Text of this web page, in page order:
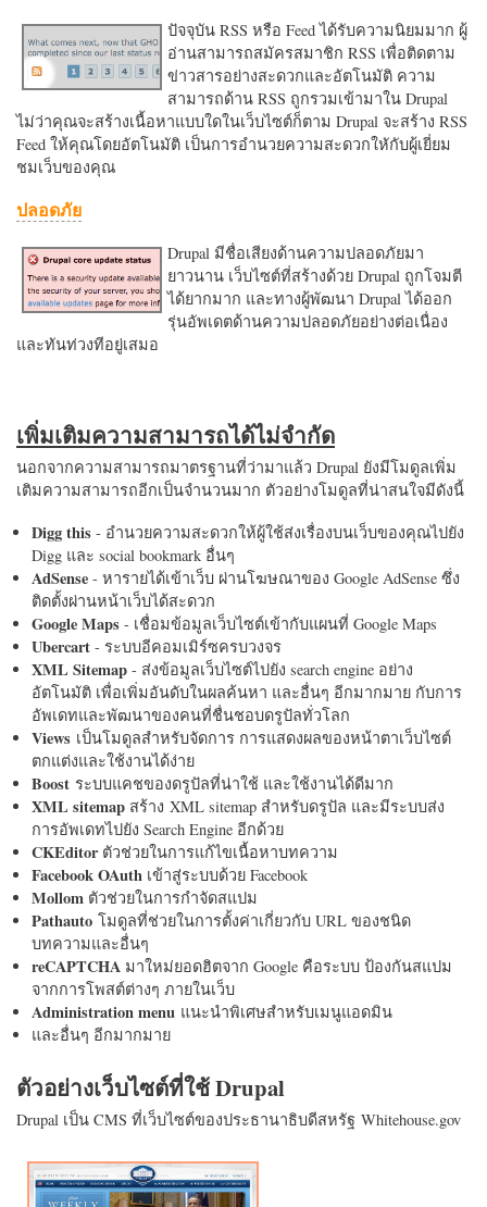
ปัจจุบัน RSS หรือ Feed ได้รับความนิยมมาก ผู้
อ่านสามารถสมัครสมาชิก RSS เพื่อติดตาม
ข่าวสารอย่างสะดวกและอัตโนมัติ ความ
สามารถด้าน RSS ถูกรวมเข้ามาใน Drupal
ไม่ว่าคุณจะสร้างเนื้อหาแบบใดในเว็บไซต์ก็ตาม Drupal จะสร้าง RSS
Feed ให้คุณโดยอัตโนมัติ เป็นการอำนวยความสะดวกใหักับผู้เยี่ยม
ชมเว็บของคุณ
ปลอดภัย
Drupal มีชื่อเสียงด้านความปลอดภัยมา
ยาวนาน เว็บไซต์ที่สร้างด้วย Drupal ถูกโจมตี
ได้ยากมาก และทางผู้พัฒนา Drupal ได้ออก
รุ่นอัพเดตด้านความปลอดภัยอย่างต่อเนื่อง
และทันท่วงทีอยู่เสมอ
เพิ่มเติมความสามารถได้ไม่จำกัด
นอกจากความสามารถมาตรฐานที่ว่ามาแล้ว Drupal ยังมีโมดูลเพิ่ม
เติมความสามารถอีกเป็นจำนวนมาก ตัวอย่างโมดูลที่น่าสนใจมีดังนี้
Digg this - อำนวยความสะดวกให้ผู้ใช้ส่งเรื่องบนเว็บของคุณไปยัง
Digg และ social bookmark อื่นๆ
AdSense - หารายได้เข้าเว็บ ผ่านโฆษณาของ Google AdSense ซึ่ง
ติดตั้งผ่านหน้าเว็บได้สะดวก
Google Maps - เชื่อมข้อมูลเว็บไซต์เข้ากับแผนที่ Google Maps
Ubercart - ระบบอีคอมเมิร์ซครบวงจร
XML Sitemap - ส่งข้อมูลเว็บไซต์ไปยัง search engine อย่าง
อัตโนมัติ เพื่อเพิ่มอันดับในผลค้นหา และอื่นๆ อีกมากมาย กับการ
อัพเดทและพัฒนาของคนที่ชื่นชอบดรูปัลทั่วโลก
Views เป็นโมดูลสำหรับจัดการ การแสดงผลของหน้าตาเว็บไซต์
ตกแต่งและใช้งานได้ง่าย
Boost ระบบแคชของดรูปัลที่น่าใช้ และใช้งานได้ดีมาก
XML sitemap สร้าง XML sitemap สำหรับดรูปัล และมีระบบส่ง
การอัพเดทไปยัง Search Engine อีกด้วย
CKEditorตัวช่วยในการแก้ไขเนื้อหาบทความ
Facebook OAuth เข้าสู่ระบบด้วย Facebook
Mollom ตัวช่วยในการกำจัดสแปม
Pathauto โมดูลที่ช่วยในการตั้งค่าเกี่ยวกับ URL ของชนิด
บทความและอื่นๆ
reCAPTCHA มาใหม่ยอดฮิตจาก Google คือระบบ ป้องกันสแปม
จากการโพสต์ต่างๆ ภายในเว็บ
Administration menu แนะนำพิเศษสำหรับเมนูแอดมิน
และอื่นๆ อีกมากมาย
ตัวอย่างเว็บไซต์ที่ใช้ Drupal
Drupal เป็น CMS ที่เว็บไซต์ของประธานาธิบดีสหรัฐ Whitehouse.gov